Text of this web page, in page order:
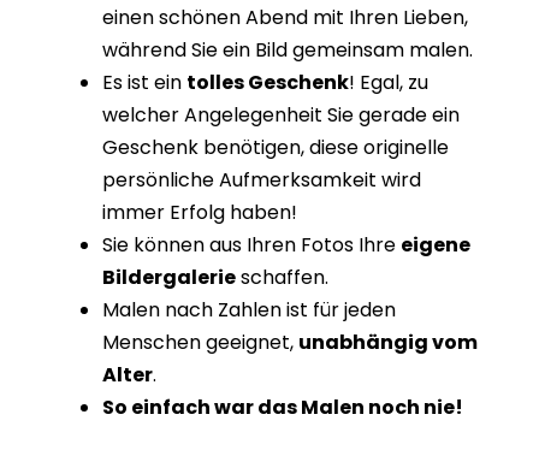
einen schönen Abend mit Ihren Lieben,
während Sie ein Bild gemeinsam malen.
Es ist ein tolles Geschenk! Egal, zu
welcher Angelegenheit Sie gerade ein
Geschenk benötigen, diese originelle
persönliche Aufmerksamkeit wird
immer Erfolg haben!
Sie können aus Ihren Fotos Ihre eigene
Bildergalerieschaffen.
Malen nach Zahlen ist für jeden
Menschen geeignet, unabhängig vom
Alter.
So einfach war das Malen noch nie!